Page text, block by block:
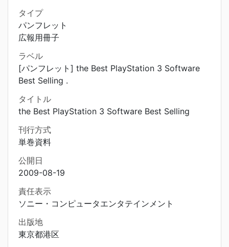
タイプ
パンフレット
広報用冊子
ラベル
[パンフレット] the Best PlayStation 3 Software
Best Selling .
タイトル
the Best PlayStation 3 Software Best Selling
刊行方式
単巻資料
公開日
2009-08-19
責任表示
ソニー・コンピュータエンタテインメント
出版地
東京都港区